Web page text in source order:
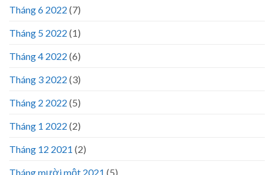
Tháng 6 2022 (7)
Tháng 5 2022 (1)
Tháng 4 2022 (6)
Tháng 3 2022 (3)
Tháng 2 2022 (5)
Tháng 1 2022 (2)
Tháng 12 2021 (2)
Tháng mười một 2021 (5)